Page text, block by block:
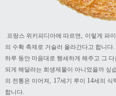
프랑스 위키피디아에 따르면
이렇게 파
의 수확 축제로 거슬러 올라간다고 합니다
하루 동안 마음대로 행세하게 해주고 그
되게 해달라는 희생제물이 아니었을까 싶
의 전통은 이어져
, 17세기 루이 14세의 식
합니다